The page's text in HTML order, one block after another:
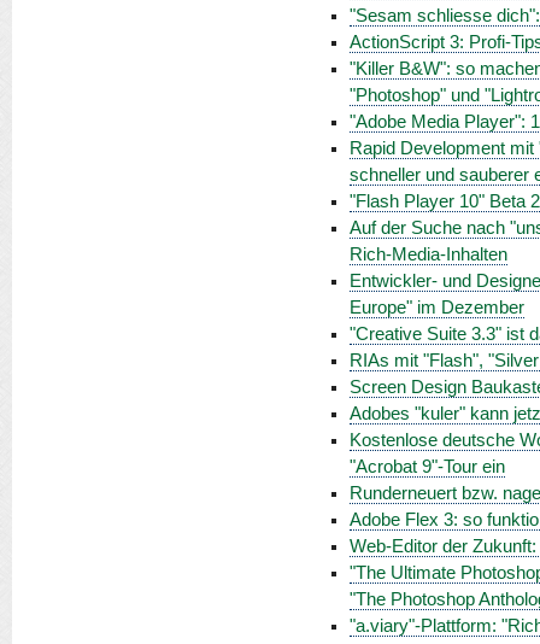
"Sesam schliesse
ActionScript 3: Profi-
"Killer B&W": so
"Photoshop" und
"Adobe Media Player":
Rapid Development
schneller und sauberer
"Flash Player 10" Beta
Auf der Suche nach
Rich-Media-Inhalten
Entwickler- und
Europe" im Dezember
"Creative Suite 3.3" ist
RIAs mit "Flash",
Screen Design
Adobes "kuler" kann
Kostenlose deutsche
"Acrobat 9"-Tour ein
Runderneuert bzw.
Adobe Flex 3: so
Web-Editor der
"The Ultimate
"The Photoshop
"a.viary"-Plattform: